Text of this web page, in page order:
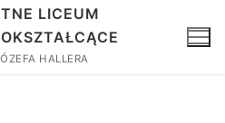
LICEUM
HALLERA